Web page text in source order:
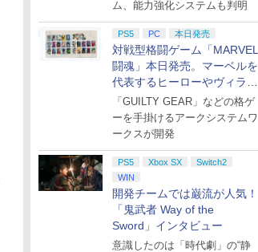
ム、能力強化システムも判明
PS5 PC 本日発売
対戦型格闘ゲーム「MARVEL
闘魂」本日発売。マーベルを
代表するヒーローやヴィラン
たちが登場
「GUILTY GEAR」などの格ゲ
ーを手掛けるアークシステムワ
ークスが開発
PS5 Xbox SX
Switch2
WIN
開発チームでは巌流が人気！
「鬼武者 Way of the
Sword」インタビュー
意識したのは「時代劇」の“静